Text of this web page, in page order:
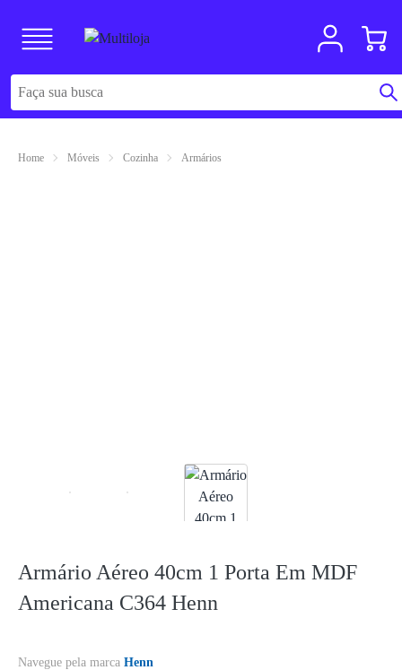
Home Móveis Cozinha Armários
Armário Aéreo 40cm 1 Porta Em MDF
Americana C364 Henn
Navegue pela marca Henn